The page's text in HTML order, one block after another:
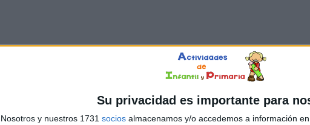
Su privacidad es importante para
Nosotros y nuestros 1731 socios almacenamos y/o accedemos a información